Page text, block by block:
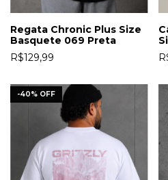
Regata Chronic Plus Size
Basquete 069 Preta
R$129,99
-40% OFF